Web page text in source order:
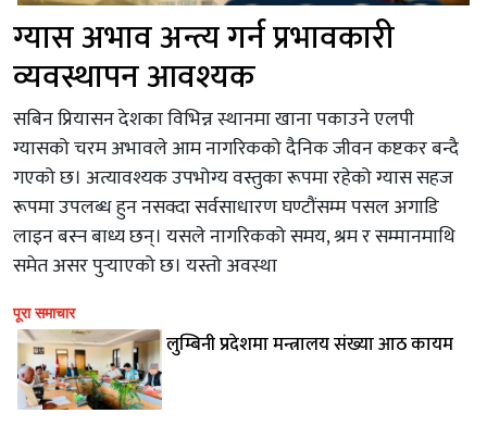
ग्यास अभाव अन्त्य गर्न प्रभावकारी
व्यवस्थापन आवश्यक
सबिन प्रियासन देशका विभिन्न स्थानमा खाना पकाउने एलपी
ग्यासको चरम अभावले आम नागरिकको दैनिक जीवन कष्टकर बन्दै
गएको छ। अत्यावश्यक उपभोग्य वस्तुका रूपमा रहेको ग्यास सहज
रूपमा उपलब्ध हुन नसक्दा सर्वसाधारण घण्टौंसम्म पसल अगाडि
लाइन बस्न बाध्य छन्। यसले नागरिकको समय, श्रम र सम्मानमाथि
समेत असर पुर्‍याएको छ। यस्तो अवस्था
पूरा समाचार
लुम्बिनी प्रदेशमा मन्त्रालय संख्या आठ कायम